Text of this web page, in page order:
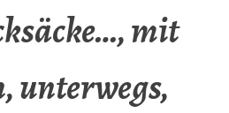
mit
unterwegs,